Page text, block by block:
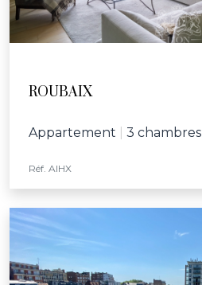
ROUBAIX
Appartement 3 chambres
Réf. AIHX